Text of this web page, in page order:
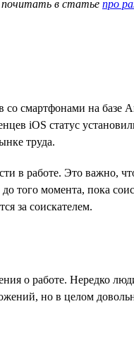
почитать в статье про
со смартфонами на
iOS статус
труда.
в работе. Это важно,
того момента, пока
за соискателем.
о работе. Нередко
но в целом